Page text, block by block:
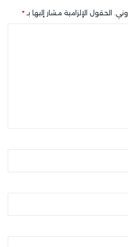
الحقول الإلزامية مشار إليها بـ *